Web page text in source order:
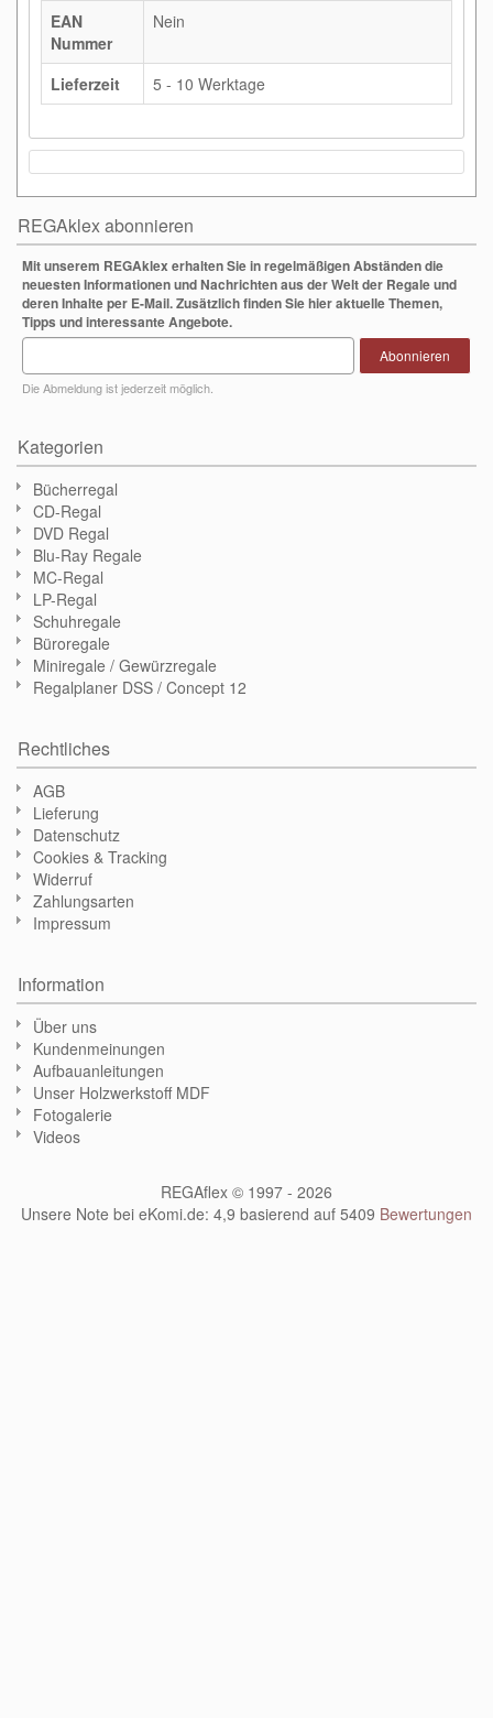
EAN
Nummer
Nein
Lieferzeit 5 - 10 Werktage
REGAklex abonnieren
Mit unserem REGAklex erhalten Sie in regelmäßigen Abständen die
neuesten Informationen und Nachrichten aus der Welt der Regale und
deren Inhalte per E-Mail. Zusätzlich finden Sie hier aktuelle Themen,
Tipps und interessante Angebote.
Die Abmeldung ist jederzeit möglich.
Abonnieren
Kategorien
Bücherregal
CD-Regal
DVD Regal
Blu-Ray Regale
MC-Regal
LP-Regal
Schuhregale
Büroregale
Miniregale / Gewürzregale
Regalplaner DSS / Concept 12
Rechtliches
AGB
Lieferung
Datenschutz
Cookies & Tracking
Widerruf
Zahlungsarten
Impressum
Information
Über uns
Kundenmeinungen
Aufbauanleitungen
Unser Holzwerkstoff MDF
Fotogalerie
Videos
REGAflex © 1997 - 2026
Unsere Note bei eKomi.de: 4,9 basierend auf 5409 Bewertungen